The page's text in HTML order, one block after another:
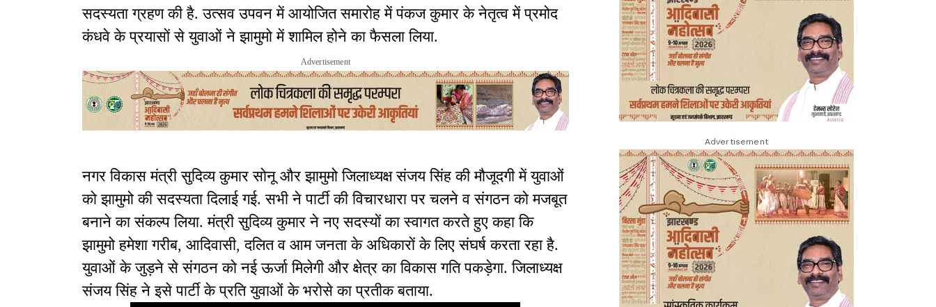
सदस्यता ग्रहण की है. उत्सव उपवन में आयोजित समारोह में पंकज कुमार के नेतृत्व में प्रमोद
कंधवे के प्रयासों से युवाओं ने झामुमो में शामिल होने का फैसला लिया.
Advertisement
नगर विकास मंत्री सुदिव्य कुमार सोनू और झामुमो जिलाध्यक्ष संजय सिंह की मौजूदगी में युवाओं
को झामुमो की सदस्यता दिलाई गई. सभी ने पार्टी की विचारधारा पर चलने व संगठन को मजबूत
बनाने का संकल्प लिया. मंत्री सुदिव्य कुमार ने नए सदस्यों का स्वागत करते हुए कहा कि
झामुमो हमेशा गरीब, आदिवासी, दलित व आम जनता के अधिकारों के लिए संघर्ष करता रहा है.
युवाओं के जुड़ने से संगठन को नई ऊर्जा मिलेगी और क्षेत्र का विकास गति पकड़ेगा. जिलाध्यक्ष
संजय सिंह ने इसे पार्टी के प्रति युवाओं के भरोसे का प्रतीक बताया.
Advertisement